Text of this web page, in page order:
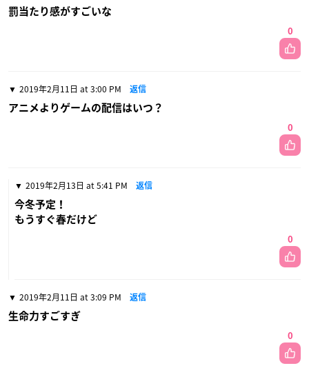
罰当たり感がすごいな
0
2019年2月11日 at 3:00 PM 返信
アニメよりゲームの配信はいつ？
0
2019年2月13日 at 5:41 PM 返信
今冬予定！
もうすぐ春だけど
0
2019年2月11日 at 3:09 PM 返信
生命力すごすぎ
0